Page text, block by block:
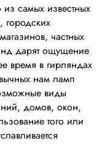
самых известных
городских
частных
дарят ощущение
время в гирляндах
нам ламп
виды
домов, окон,
того или